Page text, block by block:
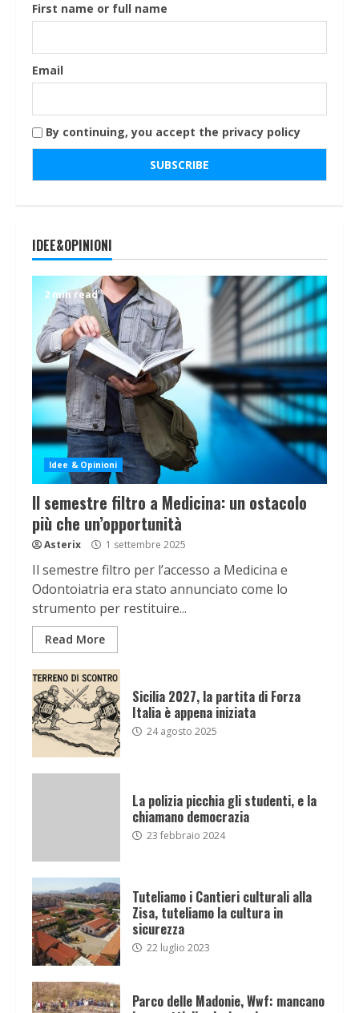
First name or full name
Email
By continuing, you accept the privacy policy
IDEE&OPINIONI
2 min read
Idee & Opinioni
Il semestre filtro a Medicina: un ostacolo
più che un’opportunità
Asterix 1 settembre 2025
Il semestre filtro per l’accesso a Medicina e
Odontoiatria era stato annunciato come lo
strumento per restituire...
Read More
Sicilia 2027, la partita di Forza
Italia è appena iniziata
24 agosto 2025
La polizia picchia gli studenti, e la
chiamano democrazia
23 febbraio 2024
Tuteliamo i Cantieri culturali alla
Zisa, tuteliamo la cultura in
sicurezza
22 luglio 2023
Parco delle Madonie, Wwf: mancano